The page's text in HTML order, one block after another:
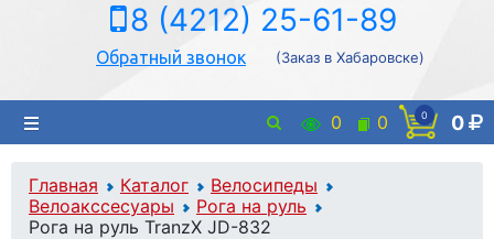
8 (4212) 25-61-89
Обратный звонок (Заказ в Хабаровске)
0 0 0 0
Главная Каталог
Велосипеды
Велоакссесуары
Рога на руль
Рога на руль TranzX JD-832